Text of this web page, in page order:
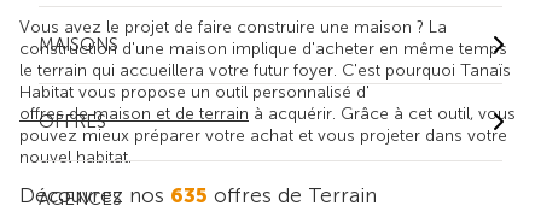
MAISONS
OFFRES
AGENCES
Vous avez le projet de faire construire une maison ? La
construction d'une maison implique d'acheter en même temps
le terrain qui accueillera votre futur foyer. C'est pourquoi Tanaïs
Habitat vous propose un outil personnalisé d'
offres de maison et de terrain à acquérir. Grâce à cet outil, vous
pouvez mieux préparer votre achat et vous projeter dans votre
nouvel habitat.
Découvrez nos 635 offres de Terrain